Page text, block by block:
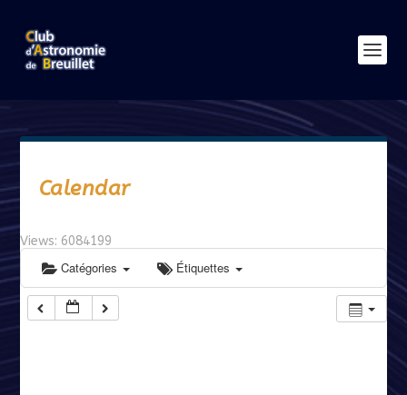
Calendar
Views: 6084199
Catégories Étiquettes